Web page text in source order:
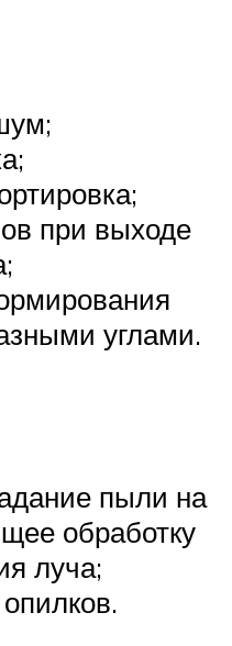
при выходе
углами.
пыли на
обработку
луча;